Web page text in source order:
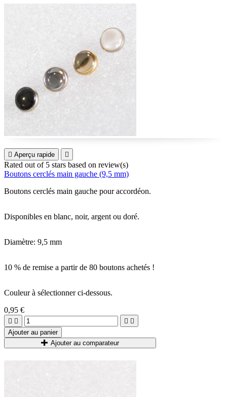
 Aperçu rapide 
Rated out of 5 stars based on review(s)
Boutons cerclés main gauche (9,5 mm)
Boutons cerclés main gauche pour accordéon.
Disponibles en blanc, noir, argent ou doré.
Diamètre: 9,5 mm
10 % de remise a partir de 80 boutons achetés !
Couleur à sélectionner ci-dessous.
0,95 €
   
Ajouter au panier
Ajouter au comparateur